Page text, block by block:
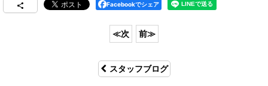
Facebookでシェア
スタッフブログ